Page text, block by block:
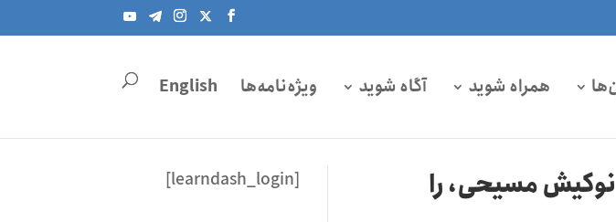
همراه شوید آگاه شوید ویژه‌نامه‌ها English
نوکیش مسیحی، را
[learndash_login]